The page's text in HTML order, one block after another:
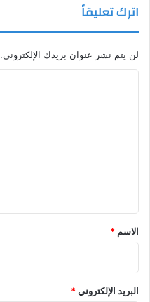
اترك تعليقاً
لن يتم نشر عنوان بريدك الإلكتروني.
*
الاسم *
البريد الإلكتروني*